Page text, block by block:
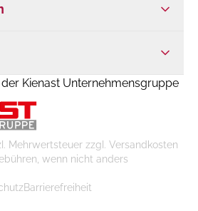
der Kienast Unternehmensgruppe
Mehrwertsteuer zzgl. Versandkosten
wenn nicht anders
Barrierefreiheit